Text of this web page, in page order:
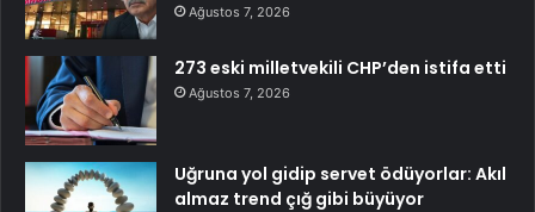
Ağustos 7, 2026
273 eski milletvekili CHP’den istifa etti
Ağustos 7, 2026
Uğruna yol gidip servet ödüyorlar: Akıl
almaz trend çığ gibi büyüyor